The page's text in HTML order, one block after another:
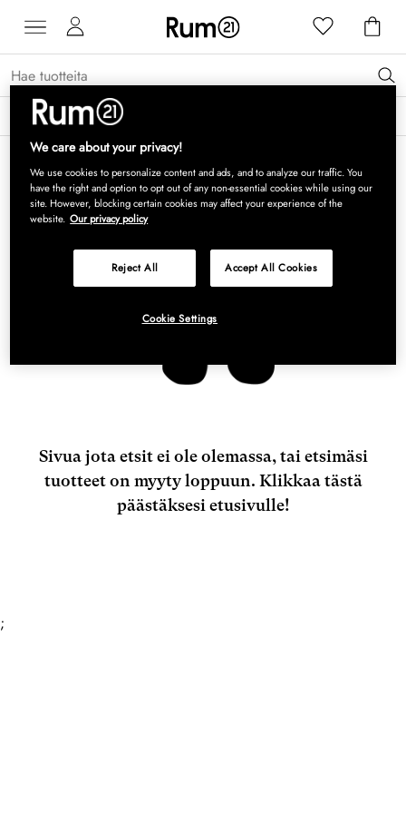
Saat 15 % alennusta Grythyttan Stålmöbler -tuotteista* →
Sivua jota etsit ei ole olemassa, tai etsimäsi
tuotteet on myyty loppuun. Klikkaa tästä
päästäksesi etusivulle!
;
We care about your privacy!
We use cookies to personalize content and ads, and to analyze our traffic. You
have the right and option to opt out of any non-essential cookies while using our
site. However, blocking certain cookies may affect your experience of the
website. Our privacy policy
Reject All Accept All Cookies
Cookie Settings